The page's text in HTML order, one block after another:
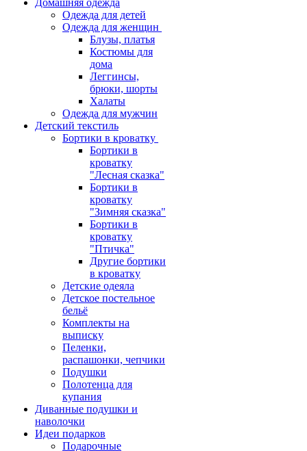
Домашняя одежда
Одежда для детей
Одежда для женщин
Блузы, платья
Костюмы для
дома
Леггинсы,
брюки, шорты
Халаты
Одежда для мужчин
Детский текстиль
Бортики в кроватку
Бортики в
кроватку
"Лесная сказка"
Бортики в
кроватку
"Зимняя сказка"
Бортики в
кроватку
"Птичка"
Другие бортики
в кроватку
Детские одеяла
Детское постельное
бельё
Комплекты на
выписку
Пеленки,
распашонки, чепчики
Подушки
Полотенца для
купания
Диванные подушки и
наволочки
Идеи подарков
Подарочные